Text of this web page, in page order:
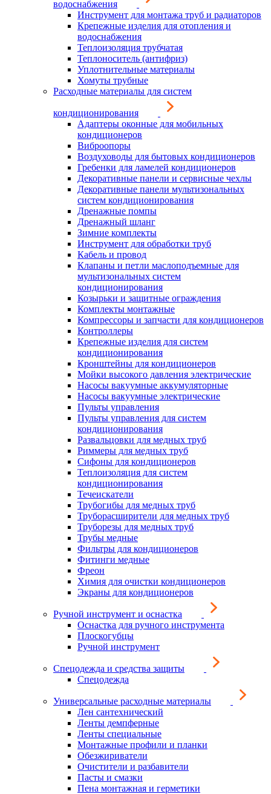
водоснабжения
Инструмент для монтажа труб и радиаторов
Крепежные изделия для отопления и
водоснабжения
Теплоизоляция трубчатая
Теплоноситель (антифриз)
Уплотнительные материалы
Хомуты трубные
Расходные материалы для систем
кондиционирования
Адаптеры оконные для мобильных
кондиционеров
Виброопоры
Воздуховоды для бытовых кондиционеров
Гребенки для ламелей кондиционеров
Декоративные панели и сервисные чехлы
Декоративные панели мультизональных
систем кондиционирования
Дренажные помпы
Дренажный шланг
Зимние комплекты
Инструмент для обработки труб
Кабель и провод
Клапаны и петли маслоподъемные для
мультизональных систем
кондиционирования
Козырьки и защитные ограждения
Комплекты монтажные
Компрессоры и запчасти для кондиционеров
Контроллеры
Крепежные изделия для систем
кондиционирования
Кронштейны для кондиционеров
Мойки высокого давления электрические
Насосы вакуумные аккумуляторные
Насосы вакуумные электрические
Пульты управления
Пульты управления для систем
кондиционирования
Развальцовки для медных труб
Риммеры для медных труб
Сифоны для кондиционеров
Теплоизоляция для систем
кондиционирования
Течеискатели
Трубогибы для медных труб
Труборасширители для медных труб
Труборезы для медных труб
Трубы медные
Фильтры для кондиционеров
Фитинги медные
Фреон
Химия для очистки кондиционеров
Экраны для кондиционеров
Ручной инструмент и оснастка
Оснастка для ручного инструмента
Плоскогубцы
Ручной инструмент
Спецодежда и средства защиты
Спецодежда
Универсальные расходные материалы
Лен сантехнический
Ленты демпферные
Ленты специальные
Монтажные профили и планки
Обезжириватели
Очистители и разбавители
Пасты и смазки
Пена монтажная и герметики